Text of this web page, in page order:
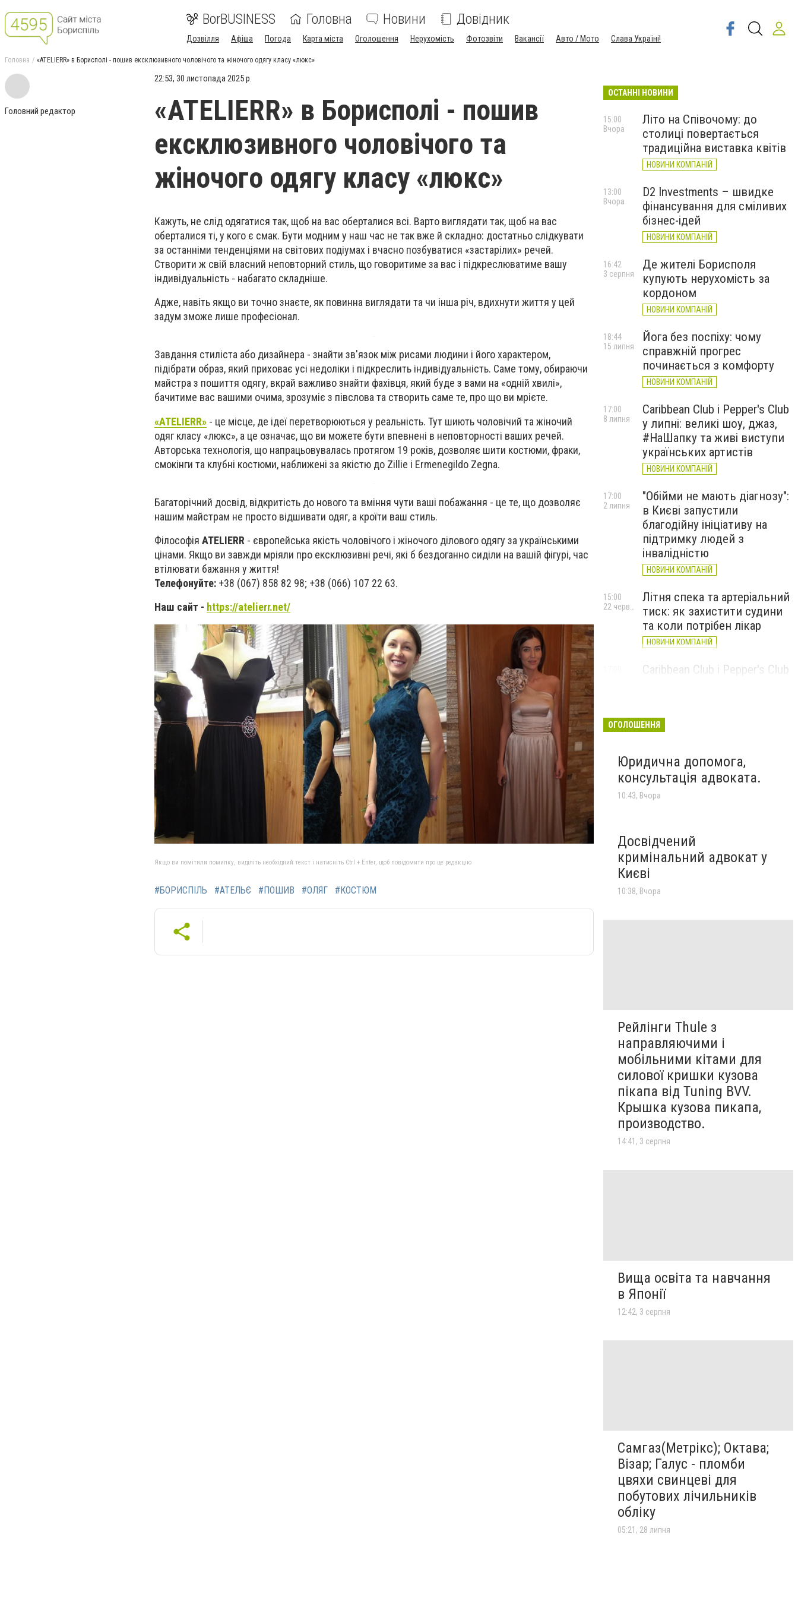
BorBUSINESS Головна Новини Довідник
Дозвілля Афіша Погода Карта міста Оголошення Нерухомість Фотозвіти Вакансії Авто / Мото Слава Україні!
Головна «ATELIERR» в Борисполі - пошив ексклюзивного чоловічого та жіночого одягу класу «люкс»
Головний редактор
22:53, 30 листопада 2025 р.
«ATELIERR» в Борисполі - пошив
ексклюзивного чоловічого та
жіночого одягу класу «люкс»
Кажуть, не слід одягатися так, щоб на вас оберталися всі. Варто виглядати так, щоб на вас
оберталися ті, у кого є смак. Бути модним у наш час не так вже й складно: достатньо слідкувати
за останніми тенденціями на світових подіумах і вчасно позбуватися «застарілих» речей.
Створити ж свій власний неповторний стиль, що говоритиме за вас і підкреслюватиме вашу
індивідуальність - набагато складніше.
Адже, навіть якщо ви точно знаєте, як повинна виглядати та чи інша річ, вдихнути життя у цей
задум зможе лише професіонал.
Завдання стиліста або дизайнера - знайти зв'язок між рисами людини і його характером,
підібрати образ, який приховає усі недоліки і підкреслить індивідуальність. Саме тому, обираючи
майстра з пошиття одягу, вкрай важливо знайти фахівця, який буде з вами на «одній хвилі»,
бачитиме вас вашими очима, зрозуміє з півслова та створить саме те, про що ви мрієте.
«ATELIERR» - це місце, де ідеї перетворюються у реальність. Тут шиють чоловічий та жіночий
одяг класу «люкс», а це означає, що ви можете бути впевнені в неповторності ваших речей.
Авторська технологія, що напрацьовувалась протягом 19 років, дозволяє шити костюми, фраки,
смокінги та клубні костюми, наближені за якістю до Zillie і Ermenegildo Zegna.
Багаторічний досвід, відкритість до нового та вміння чути ваші побажання - це те, що дозволяє
нашим майстрам не просто відшивати одяг, а кроїти ваш стиль.
Філософія ATELIERR - європейська якість чоловічого і жіночого ділового одягу за українськими
цінами. Якщо ви завжди мріяли про ексклюзивні речі, які б бездоганно сиділи на вашій фігурі, час
втілювати бажання у життя!
Телефонуйте: +38 (067) 858 82 98; +38 (066) 107 22 63.
Наш сайт - https://atelierr.net/
Якщо ви помітили помилку, виділіть необхідний текст і натисніть Ctrl + Enter, щоб повідомити про це редакцію
#БОРИСПІЛЬ #АТЕЛЬЄ #ПОШИВ #ОЛЯГ #КОСТЮМ
ОСТАННІ НОВИНИ
Літо на Співочому: до
столиці повертається
традиційна виставка квітів
НОВИНИ КОМПАНІЙ
15:00
Вчора
D2 Investments – швидке
фінансування для сміливих
бізнес-ідей
НОВИНИ КОМПАНІЙ
13:00
Вчора
Де жителі Борисполя
купують нерухомість за
кордоном
НОВИНИ КОМПАНІЙ
16:42
3 серпня
Йога без поспіху: чому
справжній прогрес
починається з комфорту
НОВИНИ КОМПАНІЙ
18:44
15 липня
Caribbean Club і Pepper's Club
у липні: великі шоу, джаз,
#НаШапку та живі виступи
українських артистів
НОВИНИ КОМПАНІЙ
17:00
8 липня
"Обійми не мають діагнозу":
в Києві запустили
благодійну ініціативу на
підтримку людей з
інвалідністю
НОВИНИ КОМПАНІЙ
17:00
2 липня
Літня спека та артеріальний
тиск: як захистити судини
та коли потрібен лікар
НОВИНИ КОМПАНІЙ
15:00
Caribbean Club і Pepper's Club
НОВИНИ КОМПАНІЙ
ОГОЛОШЕННЯ
Юридична допомога,
консультація адвоката.
10:43, Вчора
Досвідчений
кримінальний адвокат у
Києві
10:38, Вчора
Рейлінги Thule з
направляючими і
мобільними кітами для
силової кришки кузова
пікапа від Tuning BVV.
Крышка кузова пикапа,
производство.
14:41, 3 серпня
Вища освіта та навчання
в Японії
12:42, 3 серпня
Самгаз(Метрікс); Октава;
Візар; Галус - пломби
цвяхи свинцеві для
побутових лічильників
обліку
05:21, 28 липня